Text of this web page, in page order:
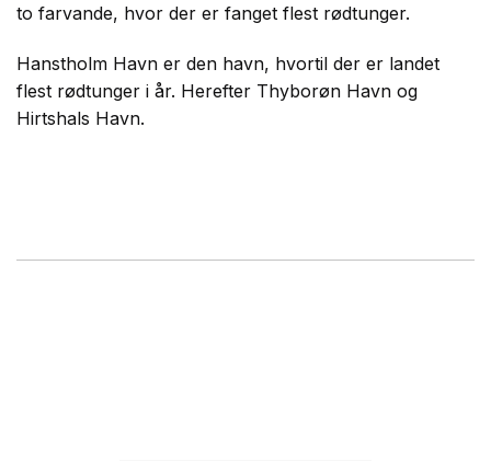
to farvande, hvor der er fanget flest rødtunger.
Hanstholm Havn er den havn, hvortil der er landet
flest rødtunger i år. Herefter Thyborøn Havn og
Hirtshals Havn.